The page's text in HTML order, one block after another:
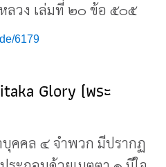
ลวง เล่มที่ ๒๐ ข้อ ๕๐๕
6179
Glory (พระ
คคล ๔ จำพวก มีปรากฏ